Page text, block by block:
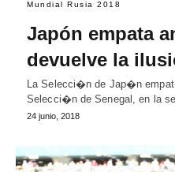
Mundial Rusia 2018
Japón empata
devuelve la
La Selecci�n de Jap�n
Selecci�n de Senegal, en la
24 junio, 2018